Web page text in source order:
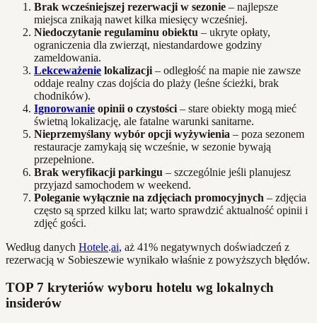
Brak wcześniejszej rezerwacji w sezonie – najlepsze
miejsca znikają nawet kilka miesięcy wcześniej.
Niedoczytanie regulaminu obiektu – ukryte opłaty,
ograniczenia dla zwierząt, niestandardowe godziny
zameldowania.
Lekceważenie lokalizacji – odległość na mapie nie zawsze
oddaje realny czas dojścia do plaży (leśne ścieżki, brak
chodników).
Ignorowanie opinii o czystości – stare obiekty mogą mieć
świetną lokalizację, ale fatalne warunki sanitarne.
Nieprzemyślany wybór opcji wyżywienia – poza sezonem
restauracje zamykają się wcześnie, w sezonie bywają
przepełnione.
Brak weryfikacji parkingu – szczególnie jeśli planujesz
przyjazd samochodem w weekend.
Poleganie wyłącznie na zdjęciach promocyjnych – zdjęcia
często są sprzed kilku lat; warto sprawdzić aktualność opinii i
zdjęć gości.
Według danych Hotele.ai, aż 41% negatywnych doświadczeń z
rezerwacją w Sobieszewie wynikało właśnie z powyższych błędów.
TOP 7 kryteriów wyboru hotelu wg lokalnych
insiderów